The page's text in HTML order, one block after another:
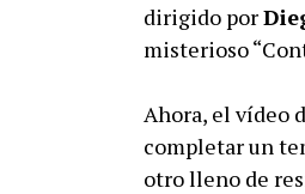
dirigido por
misterioso
Ahora, el vídeo
completar un
otro lleno de